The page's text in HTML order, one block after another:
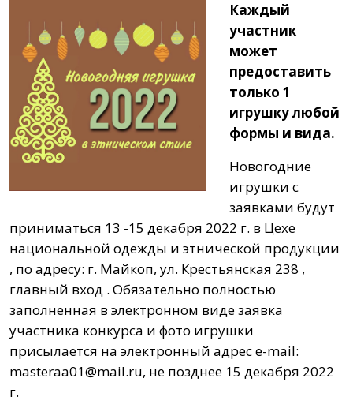
Каждый
участник
может
предоставить
только 1
игрушку любой
формы и вида.
Новогодние
игрушки с
заявками будут
приниматься 13 -15 декабря 2022 г. в Цехе
национальной одежды и этнической продукции
, по адресу: г. Майкоп, ул. Крестьянская 238 ,
главный вход . Обязательно полностью
заполненная в электронном виде заявка
участника конкурса и фото игрушки
присылается на электронный адрес e-mail:
masteraa01@mail.ru, не позднее 15 декабря 2022
г.